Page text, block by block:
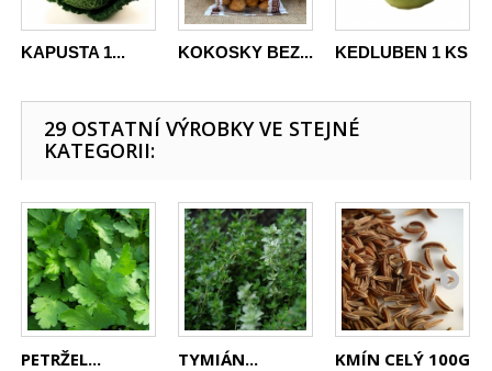
KAPUSTA 1... KOKOSKY BEZ... KEDLUBEN 1 KS
29 OSTATNÍ VÝROBKY VE STEJNÉ
KATEGORII:
PETRŽEL... TYMIÁN... KMÍN CELÝ 100G